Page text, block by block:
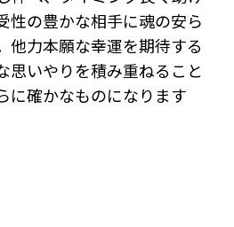
性の豊かな相手に魂の安ら
他力本願な幸運を期待する
思いやりを積み重ねること
に確かなものになります